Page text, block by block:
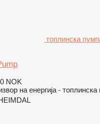
топлинска
NOK
на енергија -